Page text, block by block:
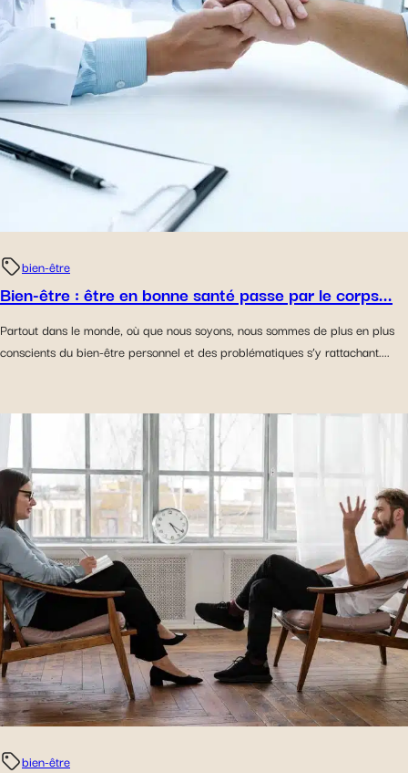
bien-être
Bien-être : être en bonne santé passe par le corps...
Partout dans le monde, où que nous soyons, nous sommes de plus en plus
conscients du bien-être personnel et des problématiques s’y rattachant....
bien-être